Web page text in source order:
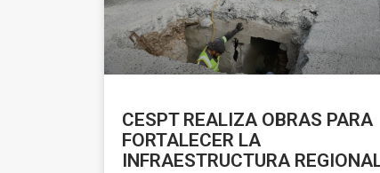
CESPT REALIZA OBRAS PARA
FORTALECER LA
INFRAESTRUCTURA